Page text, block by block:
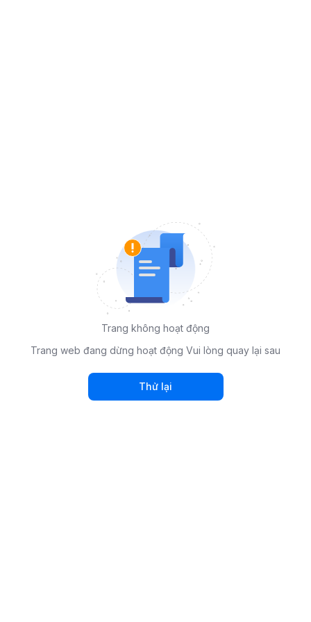
Trang không hoạt động
Trang web đang dừng hoạt động Vui lòng quay lại sau
Thử lại